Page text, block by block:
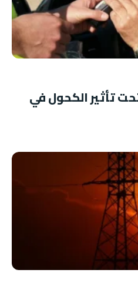
تأثير الكحول في